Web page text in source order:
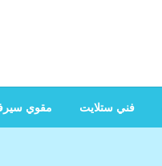
فني ستلايت مقوي